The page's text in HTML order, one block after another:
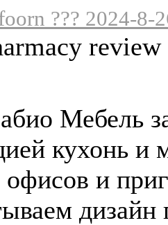
??? 2024-8-
review
Мебель
кухонь и
офисов и